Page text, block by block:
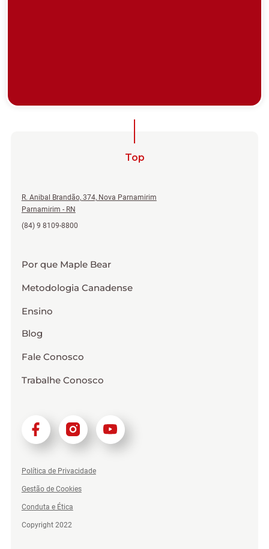
Top
R. Anibal Brandão, 374, Nova Parnamirim
Parnamirim - RN
(84) 9 8109-8800
Por que Maple Bear
Metodologia Canadense
Ensino
Blog
Fale Conosco
Trabalhe Conosco
Política de Privacidade
Gestão de Cookies
Conduta e Ética
Copyright 2022